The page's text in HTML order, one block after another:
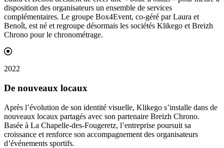
disposition des organisateurs un ensemble de services
complémentaires. Le groupe Box4Event, co-géré par Laura et
Benoît, est né et regroupe désormais les sociétés Klikego et Breizh
Chrono pour le chronométrage.
2022
De nouveaux locaux
Après l’évolution de son identité visuelle, Klikego s’installe dans de
nouveaux locaux partagés avec son partenaire Breizh Chrono.
Basée à La Chapelle-des-Fougeretz, l’entreprise poursuit sa
croissance et renforce son accompagnement des organisateurs
d’événements sportifs.